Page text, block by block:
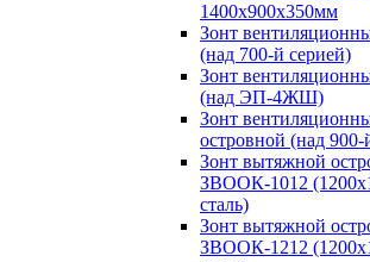
1400х900х350мм
Зонт
(над 700-й серией)
Зонт
(над ЭП-4ЖШ)
Зонт
островной (над 900-
Зонт вытяжной
ЗВООК-1012
сталь)
Зонт вытяжной
ЗВООК-1212